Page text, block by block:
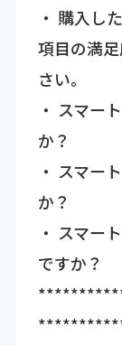
・ 購入し
項目の満
さい。
・ スマー
か？
・ スマー
か？
・ スマー
ですか？